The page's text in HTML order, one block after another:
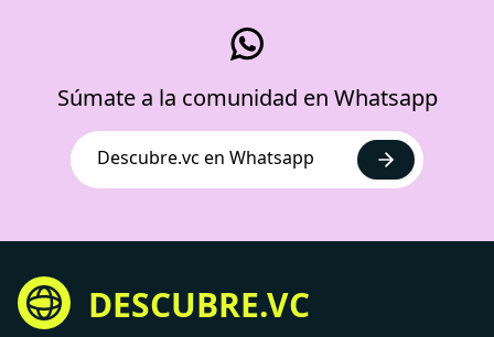
Súmate a la comunidad en Whatsapp
Descubre.vc en Whatsapp
DESCUBRE.VC